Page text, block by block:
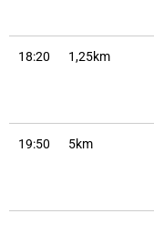
18:20 1,25km
19:50 5km